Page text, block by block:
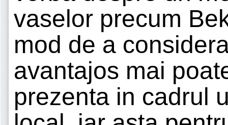
vaselor precum
mod de a
avantajos mai
prezenta in cadrul